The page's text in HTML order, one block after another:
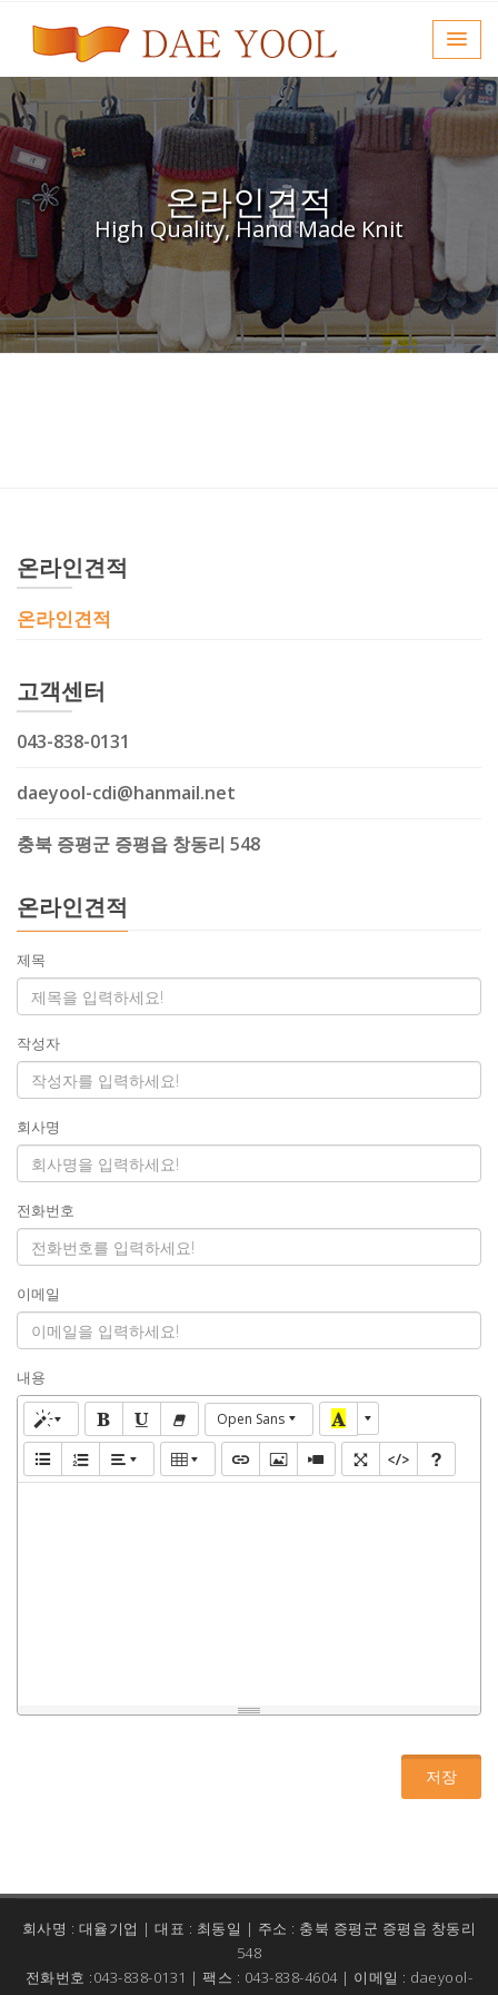
온라인견적
High Quality, Hand Made Knit
온라인견적
온라인견적
고객센터
043-838-0131
daeyool-cdi@hanmail.net
충북 증평군 증평읍 창동리 548
온라인견적
제목
작성자
회사명
전화번호
이메일
내용
Open Sans
저장
회사명 : 대율기업 | 대표 : 최동일 | 주소 : 충북 증평군 증평읍 창동리
548
전화번호 :043-838-0131 | 팩스 : 043-838-4604 | 이메일 : daeyool-